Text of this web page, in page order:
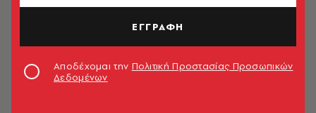
ΕΓΓΡΑΦΗ
Αποδέχομαι την Πολιτική Προστασίας Προσωπικών
Δεδομένων